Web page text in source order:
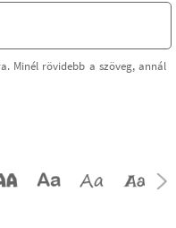
Minél rövidebb a szöveg, annál